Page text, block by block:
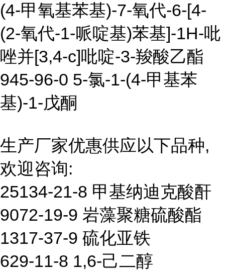
(4-甲氧基苯基)-7-氧代-6-[4-
(2-氧代-1-哌啶基)苯基]-1H-吡
唑并[3,4-c]吡啶-3-羧酸乙酯
945-96-0 5-氯-1-(4-甲基苯
基)-1-戊酮
生产厂家优惠供应以下品种,
欢迎咨询:
25134-21-8 甲基纳迪克酸酐
9072-19-9 岩藻聚糖硫酸酯
1317-37-9 硫化亚铁
629-11-8 1,6-己二醇